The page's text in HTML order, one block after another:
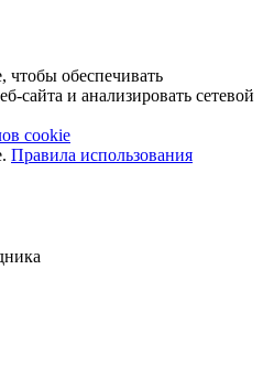
обеспечивать
сайта и анализировать сетевой
cookie
Правила использования